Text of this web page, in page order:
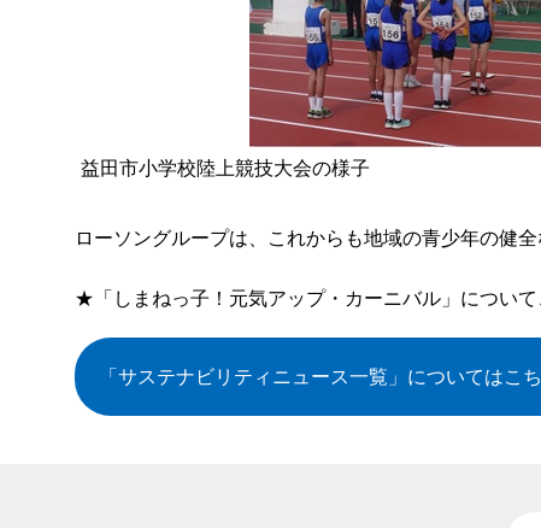
益田市小学校陸上競技大会の様子
ローソングループは、これからも地域の青少年の健
★「しまねっ子！元気アップ・カーニバル」について
「サステナビリティニュース一覧」 についてはこ